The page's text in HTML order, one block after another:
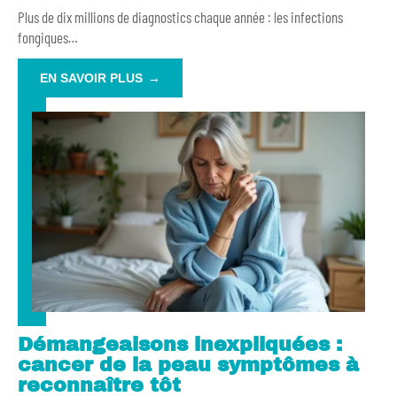
Plus de dix millions de diagnostics chaque année : les infections
fongiques…
EN SAVOIR PLUS
Démangeaisons inexpliquées :
cancer de la peau symptômes à
reconnaître tôt